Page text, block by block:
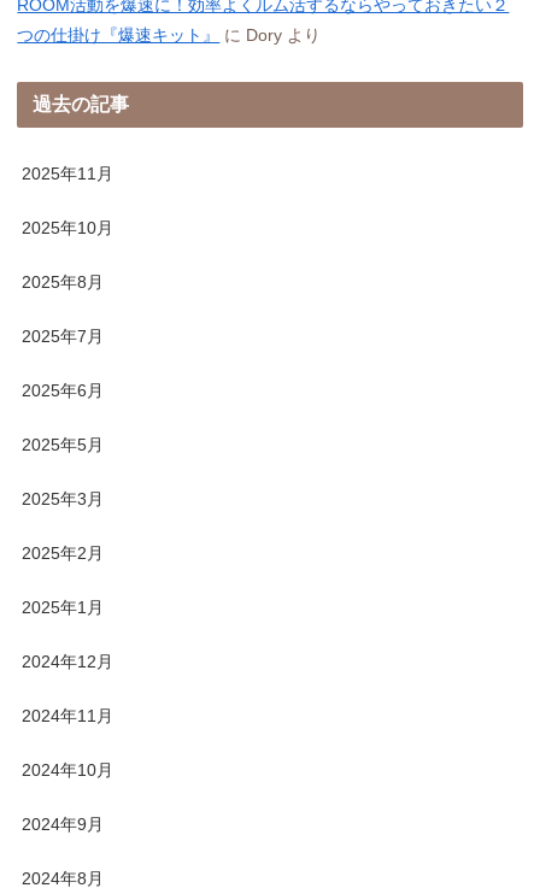
ROOM活動を爆速に！効率よくルム活するならやっておきたい２
つの仕掛け『爆速キット』
に Dory より
過去の記事
2025年11月
2025年10月
2025年8月
2025年7月
2025年6月
2025年5月
2025年3月
2025年2月
2025年1月
2024年12月
2024年11月
2024年10月
2024年9月
2024年8月